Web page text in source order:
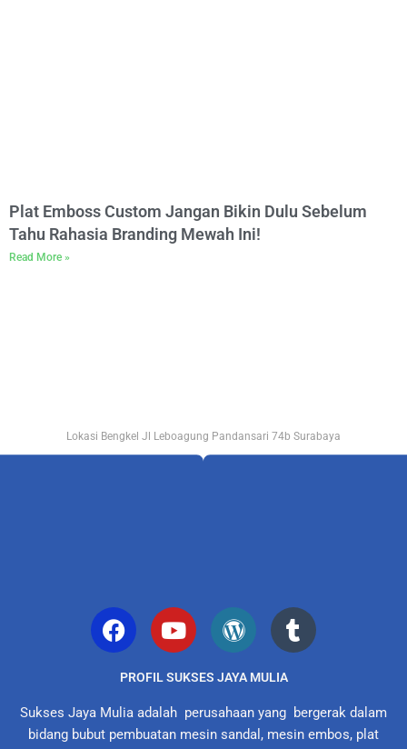
Plat Emboss Custom Jangan Bikin Dulu Sebelum
Tahu Rahasia Branding Mewah Ini!
Read More »
Lokasi Bengkel Jl Leboagung Pandansari 74b Surabaya
PROFIL SUKSES JAYA MULIA
Sukses Jaya Mulia adalah perusahaan yang bergerak dalam
bidang bubut pembuatan mesin sandal, mesin embos, plat